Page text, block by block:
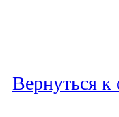
Вернуться к